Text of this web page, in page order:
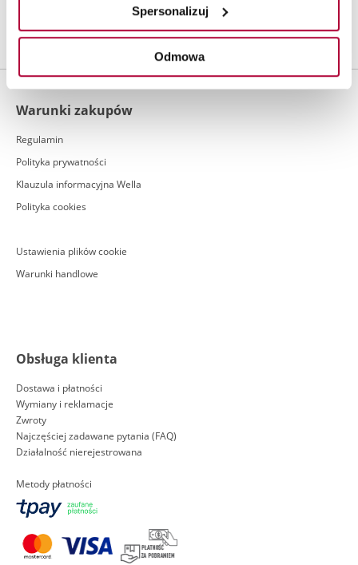
Spersonalizuj
Odmowa
dostawa
Płatność za
pobraniem
dystrybutor
Warunki zakupów
Regulamin
Polityka prywatności
Klauzula informacyjna Wella
Polityka cookies
Ustawienia plików cookie
Warunki handlowe
Obsługa klienta
Dostawa i płatności
Wymiany i reklamacje
Zwroty
Najczęściej zadawane pytania (FAQ)
Działalność nierejestrowana
Metody płatności